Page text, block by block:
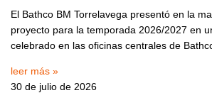
El Bathco BM Torrelavega presentó en la
proyecto para la temporada 2026/2027 en
celebrado en las oficinas centrales de
leer más »
30 de julio de 2026